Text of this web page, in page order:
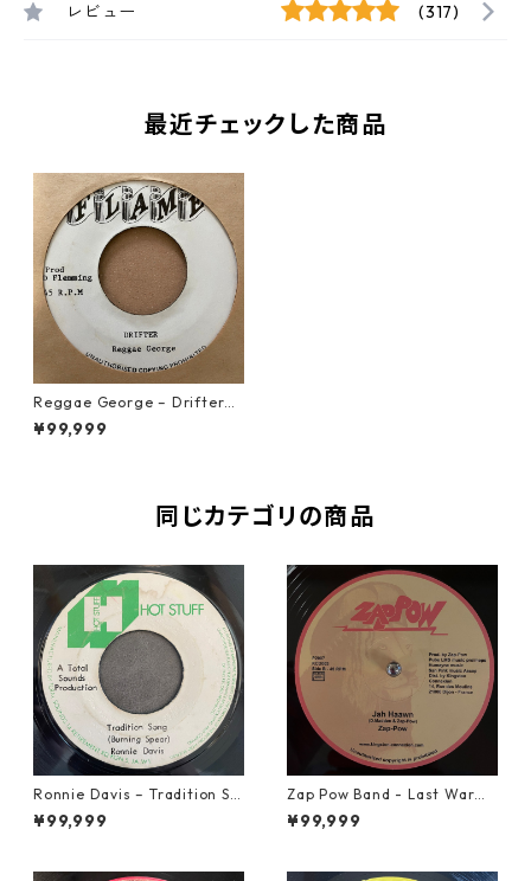
レビュー (317)
最近チェックした商品
Reggae George – Drifter
【7-21344】
¥99,999
同じカテゴリの商品
Ronnie Davis – Tradition So
ng【7-22003】
¥99,999
Zap Pow Band - Last War【1
2-50056】
¥99,999